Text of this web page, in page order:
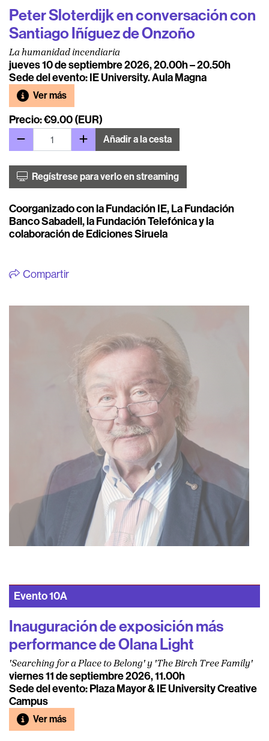
Peter Sloterdijk en conversación con
Santiago Iñíguez de Onzoño
La humanidad incendiaria
jueves 10 de septiembre 2026, 20.00h – 20.50h
Sede del evento: IE University. Aula Magna
Ver más
Precio: €9.00 (EUR)
Añadir a la cesta
Regístrese para verlo en streaming
Coorganizado con la Fundación IE, La Fundación
Banco Sabadell, la Fundación Telefónica y la
colaboración de Ediciones Siruela
Compartir
Evento10A
Inauguración de exposición más
performance de Olana Light
'Searching for a Place to Belong' y 'The Birch Tree Family'
viernes 11 de septiembre 2026, 11.00h
Sede del evento: Plaza Mayor & IE University Creative
Campus
Ver más